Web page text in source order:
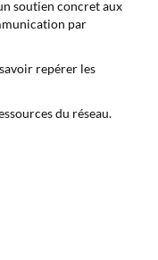
soutien concret aux
par
repérer les
du réseau.